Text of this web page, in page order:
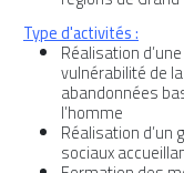
Type d'activités :
Réalisation
vulnérabilité de
abandonnées
l’homme
Réalisation
sociaux